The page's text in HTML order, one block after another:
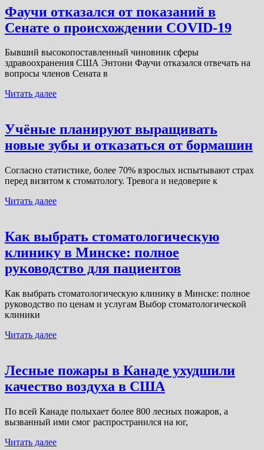
Фаучи отказался от показаний в
Сенате о происхождении COVID-19
Бывший высокопоставленный чиновник сферы
здравоохранения США Энтони Фаучи отказался отвечать на
вопросы членов Сената в
Читать далее
Учёные планируют выращивать
новые зубы и отказаться от бормашин
Согласно статистике, более 70% взрослых испытывают страх
перед визитом к стоматологу. Тревога и недоверие к
Читать далее
Как выбрать стоматологическую
клинику в Минске: полное
руководство для пациентов
Как выбрать стоматологическую клинику в Минске: полное
руководство по ценам и услугам Выбор стоматологической
клиники
Читать далее
Лесные пожары в Канаде ухудшили
качество воздуха в США
По всей Канаде полыхает более 800 лесных пожаров, а
вызванный ими смог распространился на юг,
Читать далее